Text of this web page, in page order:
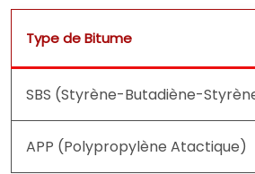
Type de Bitume
SBS (Styrène-Butadiène-
APP (Polypropylène Atactique)